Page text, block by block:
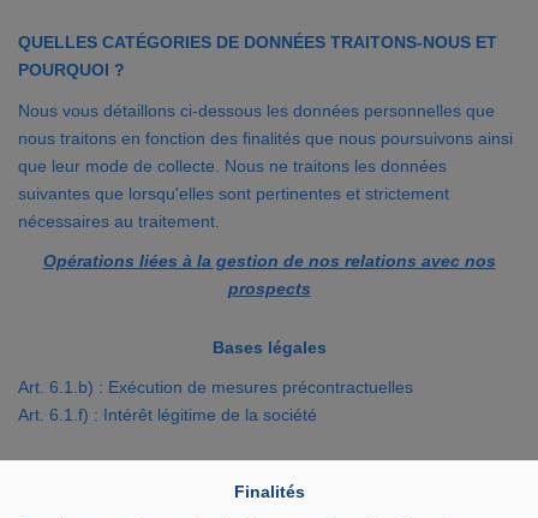
QUELLES CATÉGORIES DE DONNÉES TRAITONS-NOUS ET
POURQUOI ?
Nous vous détaillons ci-dessous les données personnelles que
nous traitons en fonction des finalités que nous poursuivons ainsi
que leur mode de collecte. Nous ne traitons les données
suivantes que lorsqu'elles sont pertinentes et strictement
nécessaires au traitement.
Opérations liées à la gestion de nos relations avec nos
prospects
Bases légales
Art. 6.1.b) : Exécution de mesures précontractuelles
Art. 6.1.f) : Intérêt légitime de la société
Finalités